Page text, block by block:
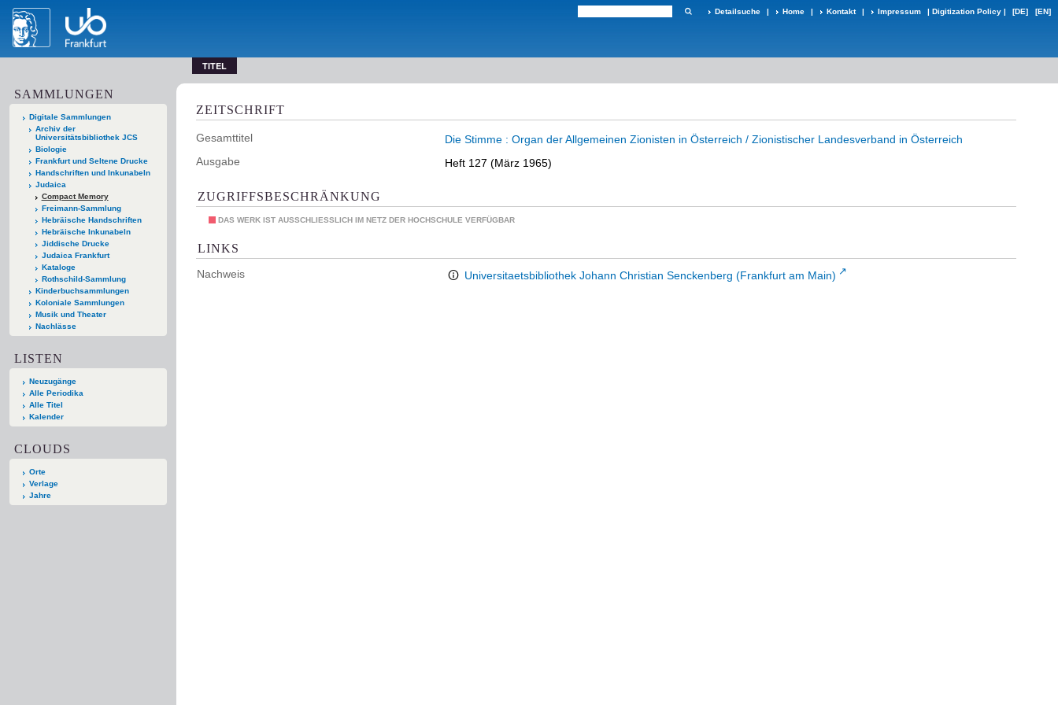
Detailsuche | Home | Kontakt | Impressum | Digitization Policy | [DE] [EN]
TITEL
SAMMLUNGEN
Digitale Sammlungen
Archiv der
Universitätsbibliothek JCS
Biologie
Frankfurt und Seltene Drucke
Handschriften und Inkunabeln
Judaica
Compact Memory
Freimann-Sammlung
Hebräische Handschriften
Hebräische Inkunabeln
Jiddische Drucke
Judaica Frankfurt
Kataloge
Rothschild-Sammlung
Kinderbuchsammlungen
Koloniale Sammlungen
Musik und Theater
Nachlässe
LISTEN
Neuzugänge
Alle Periodika
Alle Titel
Kalender
CLOUDS
Orte
Verlage
Jahre
ZEITSCHRIFT
Gesamttitel
Die Stimme : Organ der Allgemeinen Zionisten in Österreich / Zionistischer Landesverband in Österreich
Ausgabe
Heft 127 (März 1965)
ZUGRIFFSBESCHRÄNKUNG
DAS WERK IST AUSSCHLIESSLICH IM NETZ DER HOCHSCHULE VERFÜGBAR
LINKS
Nachweis Universitaetsbibliothek Johann Christian Senckenberg (Frankfurt am Main)